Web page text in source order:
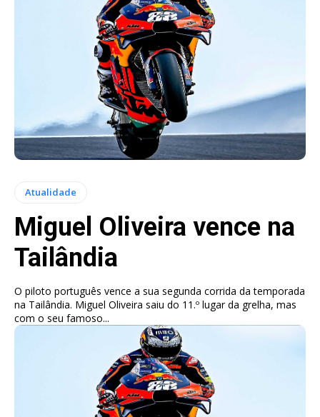
Atualidade
Miguel Oliveira vence na
Tailândia
O piloto português vence a sua segunda corrida da temporada
na Tailândia. Miguel Oliveira saiu do 11.º lugar da grelha, mas
com o seu famoso...